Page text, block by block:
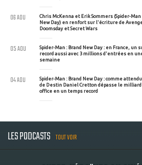
Chris McKenna et Erik Sommers (Spider-Man
New Day) en renfort sur l'écriture de
Doomsday et Secret Wars
06 AOU
Spider-Man : Brand New Day : en France, un
record aussi avec 3 millions d'entrées en
semaine
05 AOU
Spider-Man : Brand New Day : comme
de Destin Daniel Cretton dépasse le milliard
office en un temps record
04 AOU
LES PODCASTS TOUT VOIR